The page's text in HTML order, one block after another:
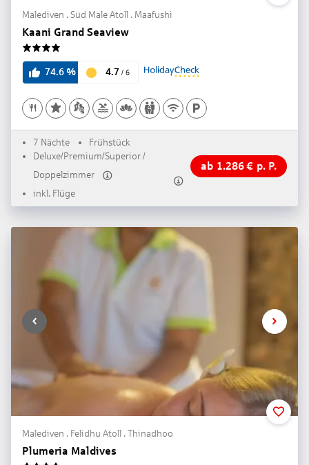
Malediven . Süd Male Atoll . Maafushi
Kaani Grand Seaview
74.6% 4.7 / 6
7 Nächte
Frühstück
Deluxe/Premium/Superior /
Doppelzimmer
inkl. Flüge
ab 1.286€ p. P.
Malediven . Felidhu Atoll . Thinadhoo
Plumeria Maldives